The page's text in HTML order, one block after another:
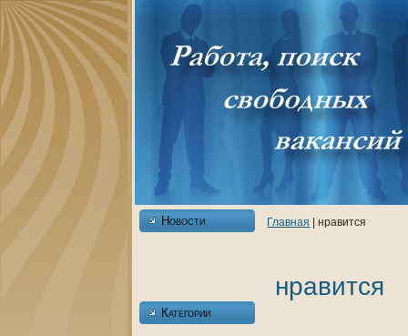
Новости
Категории
Главнaя | нравится
нравится